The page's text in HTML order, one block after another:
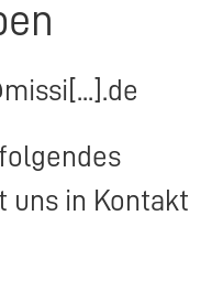
uns in Kontakt